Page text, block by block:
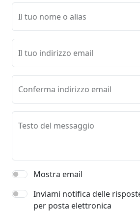
Il tuo nome o alias
Il tuo indirizzo email
Conferma indirizzo email
Testo del messaggio
Mostra email
Inviami notifica delle
per posta elettronica